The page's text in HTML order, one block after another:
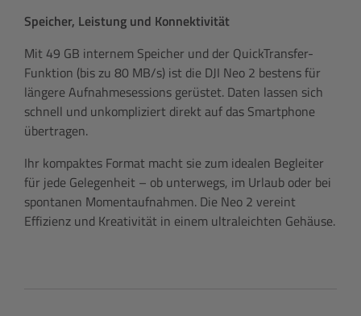
Speicher, Leistung und Konnektivität
Mit 49 GB internem Speicher und der QuickTransfer-
Funktion (bis zu 80 MB/s) ist die DJI Neo 2 bestens für
längere Aufnahmesessions gerüstet. Daten lassen sich
schnell und unkompliziert direkt auf das Smartphone
übertragen.
Ihr kompaktes Format macht sie zum idealen Begleiter
für jede Gelegenheit – ob unterwegs, im Urlaub oder bei
spontanen Momentaufnahmen. Die Neo 2 vereint
Effizienz und Kreativität in einem ultraleichten Gehäuse.